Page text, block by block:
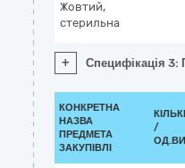
Жовтий,
стерильна
+ Специфікація 3:
КОНКРЕТНА
НАЗВА
ПРЕДМЕТА
ЗАКУПІВЛІ
/